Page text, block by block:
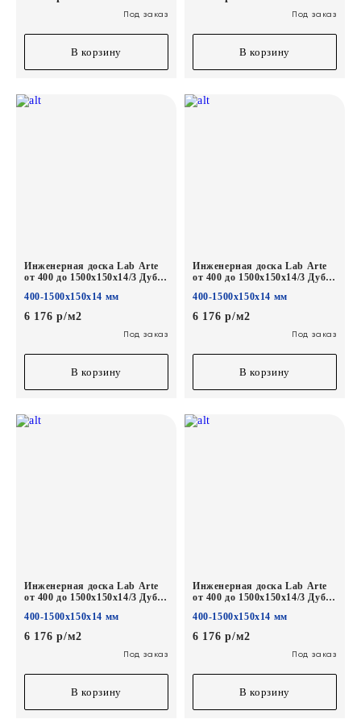
Под заказ
В корзину
Под заказ
В корзину
Инженерная доска Lab Arte
от 400 до 1500х150х14/3 Дуб
400-1500х150х14 мм
6 176 р/м2
Под заказ
В корзину
Инженерная доска Lab Arte
от 400 до 1500х150х14/3 Дуб
400-1500х150х14 мм
6 176 р/м2
Под заказ
В корзину
Инженерная доска Lab Arte
от 400 до 1500х150х14/3 Дуб
400-1500х150х14 мм
6 176 р/м2
Под заказ
В корзину
Инженерная доска Lab Arte
от 400 до 1500х150х14/3 Дуб
400-1500х150х14 мм
6 176 р/м2
Под заказ
В корзину